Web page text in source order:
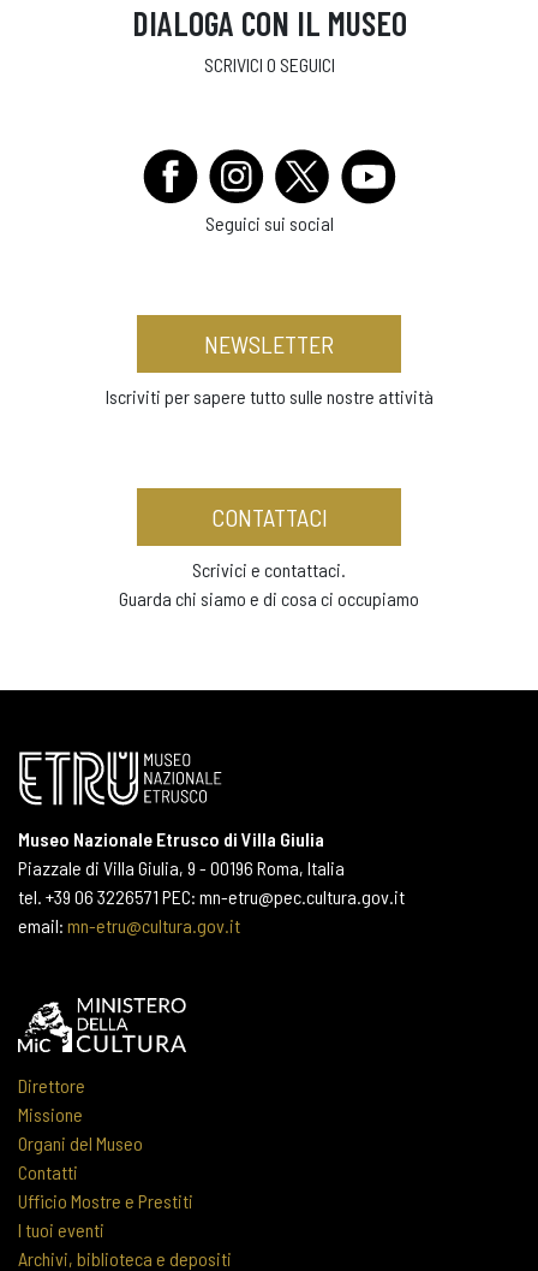
DIALOGA CON IL MUSEO
SCRIVICI O SEGUICI
Seguici sui social
NEWSLETTER
Iscriviti per sapere tutto sulle nostre attività
CONTATTACI
Scrivici e contattaci.
Guarda chi siamo e di cosa ci occupiamo
Museo Nazionale Etrusco di Villa Giulia
Piazzale di Villa Giulia, 9 - 00196 Roma, Italia
tel. +39 06 3226571 PEC: mn-etru@pec.cultura.gov.it
email: mn-etru@cultura.gov.it
Direttore
Missione
Organi del Museo
Contatti
Ufficio Mostre e Prestiti
I tuoi eventi
Archivi, biblioteca e depositi